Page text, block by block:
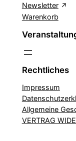
Newsletter
Warenkorb
Rechtliches
Impressum
Allgemeine
VERTRAG